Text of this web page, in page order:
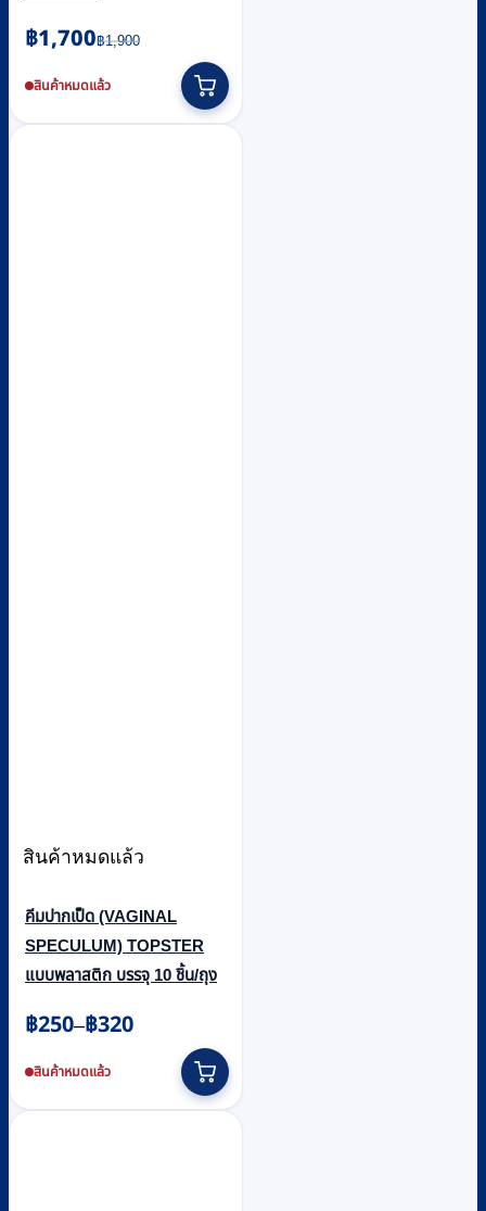
฿1,900
Original
price
was:
฿1,700
Current
price
is:สินค้าหมดแล้ว
สินค้าหมดแล้ว
คีมปากเป็ด (VAGINAL
SPECULUM) TOPSTER
แบบพลาสติก บรรจุ 10 ชิ้น/ถุง
฿250–฿320
Price
฿250
สินค้าหมดแล้ว
product